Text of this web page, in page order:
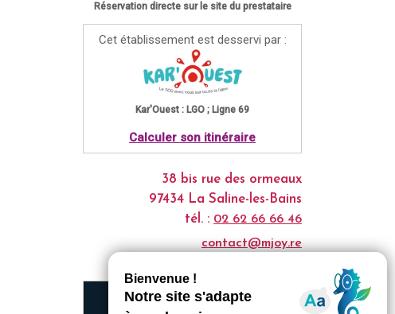
Réservation directe sur le site du prestataire
Cet établissement est desservi par :
Kar'Ouest : LGO ; Ligne 69
Calculer son itinéraire
38 bis rue des ormeaux
97434 La Saline-les-Bains
tél. : 02 62 66 66 46
contact@mjoy.re